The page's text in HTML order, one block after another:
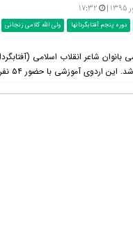
۱۷:۳۲
دوره پنجم آفتابگردانها ولی الله کلامی زنجانی
شاعر انقلاب اسلامی
شاعران دوره پنجم و اعضای دوره تکمیلی، تا ۴ شهر...